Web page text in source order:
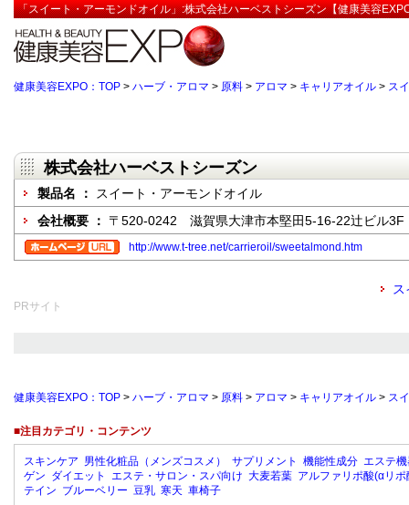
「スイート・アーモンドオイル」:株式会社ハーベストシーズン【健康美容
健康美容EXPO：TOP > ハーブ・アロマ > 原料 > アロマ > キャリアオイル > ス
株式会社ハーベストシーズン
製品名 ：
スイート・アーモンドオイル
会社概要 ： 〒520-0242 滋賀県大津市本堅田5-16-22辻ビル3F
http://www.t-tree.net/carrieroil/sweetalmond.htm
PRサイト
健康美容EXPO：TOP > ハーブ・アロマ > 原料 > アロマ > キャリアオイル > ス
■注目カテゴリ・コンテンツ
スキンケア 男性化粧品（メンズコスメ） サプリメント 機能性成分 エステ
ゲン ダイエット エステ・サロン・スパ向け 大麦若葉 アルファリポ酸(αリポ
テイン ブルーベリー 豆乳 寒天 車椅子